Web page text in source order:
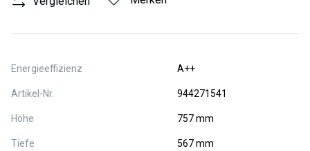
Energieeffizienz A++
Artikel-Nr. 944271541
Höhe 757 mm
Tiefe 567 mm